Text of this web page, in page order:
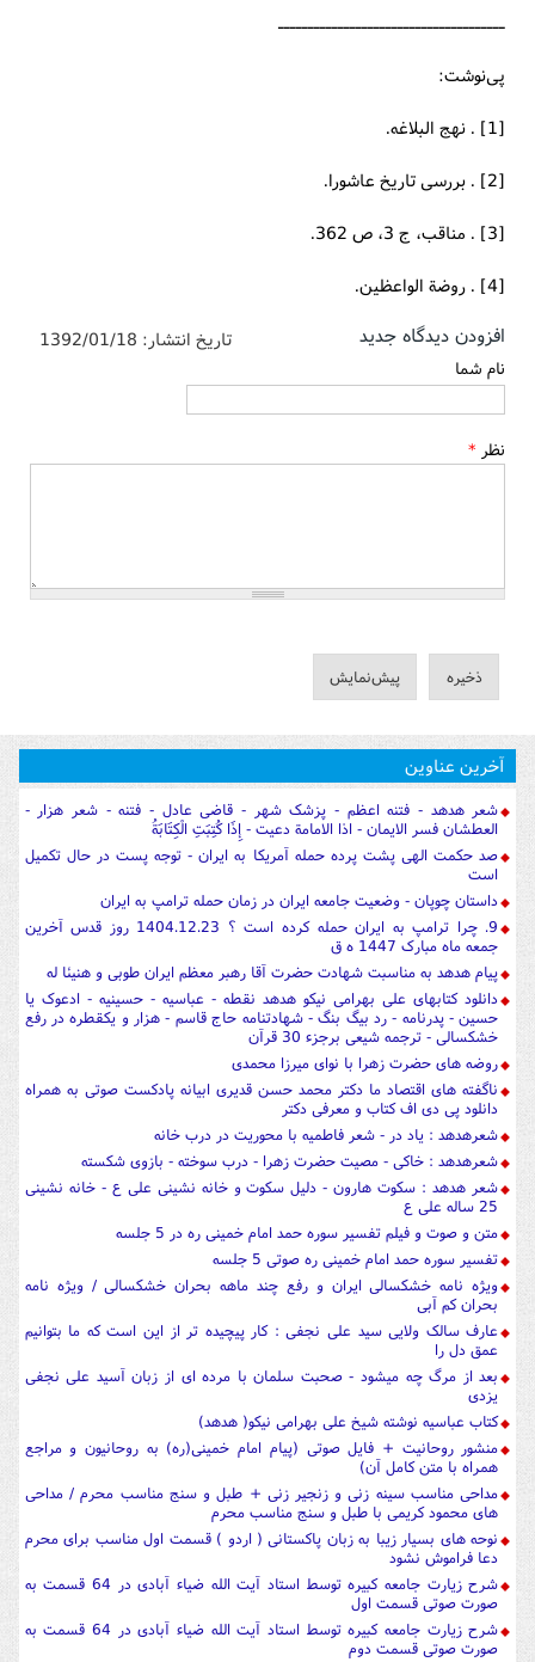
ــــــــــــــــــــــــــــــــــــــ
پی‌نوشت:
[1] . نهج البلاغه.
[2] . بررسی تاریخ عاشورا.
[3] . مناقب، ج 3، ص 362.
[4] . روضة الواعظین.
تاریخ انتشار: 1392/01/18 افزودن دیدگاه جدید
نام شما
نظر *
آخرین عناوین
شعر هدهد - فتنه اعظم - پزشک شهر - قاضی عادل - فتنه - شعر هزار -
العطشان فسر الایمان - اذا الامامة دعیت - إِذَا كُتِبَتِ الْكِتَابَةُ
صد حکمت الهی پشت پرده حمله آمریکا به ایران - توجه پست در حال تکمیل
است
داستان چوپان - وضعیت جامعه ایران در زمان حمله ترامپ به ایران
9. چرا ترامپ به ایران حمله کرده است ؟ 1404.12.23 روز قدس آخرین
جمعه ماه مبارک 1447 ه ق
پیام هدهد به مناسبت شهادت حضرت آقا رهبر معظم ایران طوبی و هنیئا له
دانلود کتابهای علی بهرامی نیکو هدهد نقطه - عباسیه - حسینیه - ادعوک یا
حسین - پدرنامه - رد بیگ بنگ - شهادتنامه حاج قاسم - هزار و یکقطره در رفع
خشکسالی - ترجمه شیعی برجزء 30 قرآن
روضه های حضرت زهرا با نوای میرزا محمدی
ناگفته های اقتصاد ما دکتر محمد حسن قدیری ابیانه پادکست صوتی به همراه
دانلود پی دی اف کتاب و معرفی دکتر
شعرهدهد : یاد در - شعر فاطمیه با محوریت در درب خانه
شعرهدهد : خاکی - مصیت حضرت زهرا - درب سوخته - بازوی شکسته
شعر هدهد : سکوت هارون - دلیل سکوت و خانه نشینی علی ع - خانه نشینی
25 ساله علی ع
متن و صوت و فیلم تفسیر سوره حمد امام خمینی ره در 5 جلسه
تفسیر سوره حمد امام خمینی ره صوتی 5 جلسه
ویژه نامه خشکسالی ایران و رفع چند ماهه بحران خشکسالی / ویژه نامه
بحران کم آبی
عارف سالک ولایی سید علی نجفی : کار پیچیده تر از این است که ما بتوانیم
عمق دل را
بعد از مرگ چه میشود - صحبت سلمان با مرده ای از زبان آسید علی نجفی
یزدی
کتاب عباسیه نوشته شیخ علی بهرامی نیکو( هدهد)
منشور روحانیت + فایل صوتی (پیام امام خمینی(ره) به روحانیون و مراجع
همراه با متن کامل آن)
مداحی مناسب سینه زنی و زنجیر زنی + طبل و سنج مناسب محرم / مداحی
های محمود کریمی با طبل و سنج مناسب محرم
نوحه های بسیار زیبا به زبان پاکستانی ( اردو ) قسمت اول مناسب برای محرم
دعا فراموش نشود
شرح زیارت جامعه کبیره توسط استاد آیت الله ضیاء آبادی در 64 قسمت به
صورت صوتی قسمت اول
شرح زیارت جامعه کبیره توسط استاد آیت الله ضیاء آبادی در 64 قسمت به
صورت صوتی قسمت دوم